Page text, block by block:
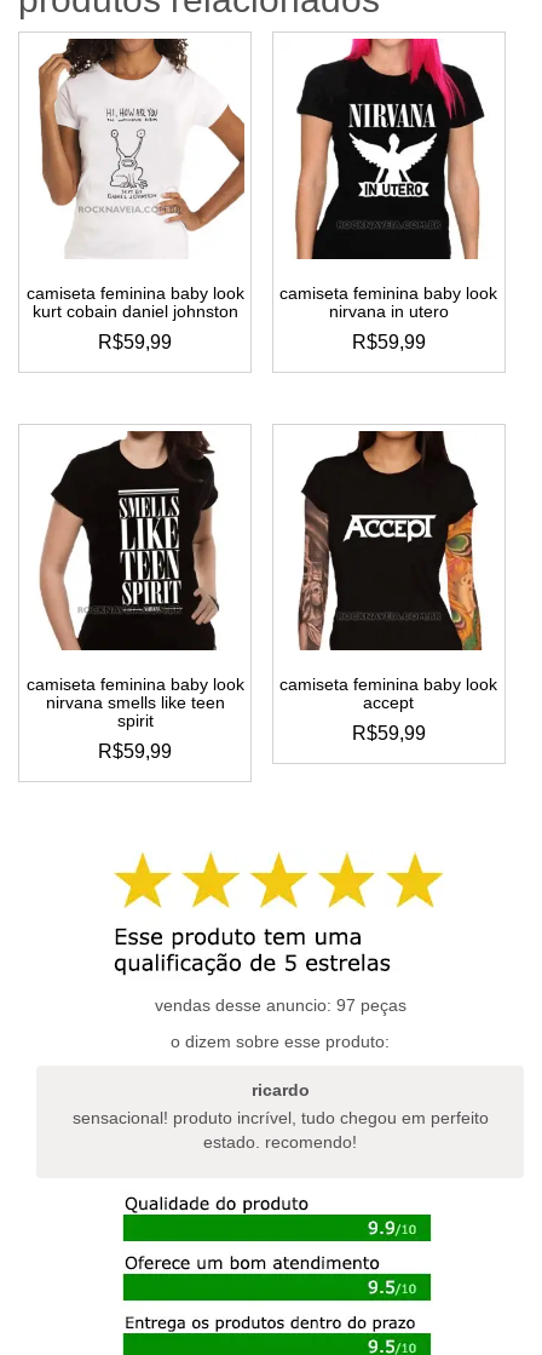
camiseta feminina baby look
kurt cobain daniel johnston
R$59,99
este
tem
várias
variantes.
as
opções
podem
ser
escolhidas
na
produto
camiseta feminina baby look
nirvana in utero
R$59,99
este
tem
várias
variantes.
opções
podem
escolhidas
na
produto
camiseta feminina baby look
nirvana smells like teen
spirit
R$59,99
este
várias
variantes.
as
opções
podem
escolhidas
página
camiseta feminina baby look
accept
R$59,99
este
variantes.
as
opções
ser
na
vendas desse anuncio: 97 peças
o dizem sobre esse produto:
ricardo
sensacional! produto incrível, tudo chegou em perfeito
estado. recomendo!